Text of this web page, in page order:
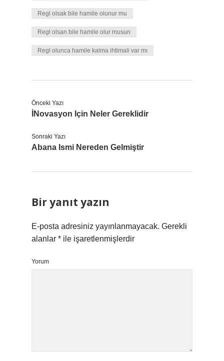
Regl olsak bile hamile olunur mu
Regl olsan bile hamile olur musun
Regl olunca hamile kalma ihtimali var mı
Önceki Yazı
İNovasyon Için Neler Gereklidir
Sonraki Yazı
Abana Ismi Nereden Gelmiştir
Bir yanıt yazın
E-posta adresiniz yayınlanmayacak. Gerekli
alanlar * ile işaretlenmişlerdir
Yorum